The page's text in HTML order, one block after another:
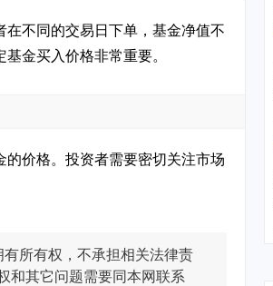
不同的交易日下单，基金净值不
金买入价格非常重要。
价格。投资者需要密切关注市场
所有权，不承担相关法律责
和其它问题需要同本网联系